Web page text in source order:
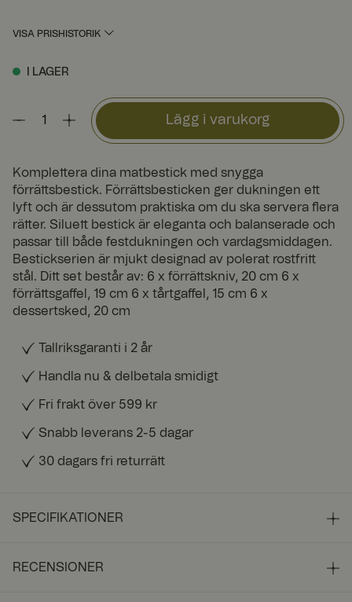
VISA PRISHISTORIK
I LAGER
Lägg i varukorg
Komplettera dina matbestick med snygga
förrättsbestick. Förrättsbesticken ger dukningen ett
lyft och är dessutom praktiska om du ska servera flera
rätter. Siluett bestick är eleganta och balanserade och
passar till både festdukningen och vardagsmiddagen.
Bestickserien är mjukt designad av polerat rostfritt
stål. Ditt set består av: 6 x förrättskniv, 20 cm 6 x
förrättsgaffel, 19 cm 6 x tårtgaffel, 15 cm 6 x
dessertsked, 20 cm
Tallriksgaranti i 2 år
Handla nu & delbetala smidigt
Fri frakt över 599 kr
Snabb leverans 2-5 dagar
30 dagars fri returrätt
SPECIFIKATIONER
RECENSIONER